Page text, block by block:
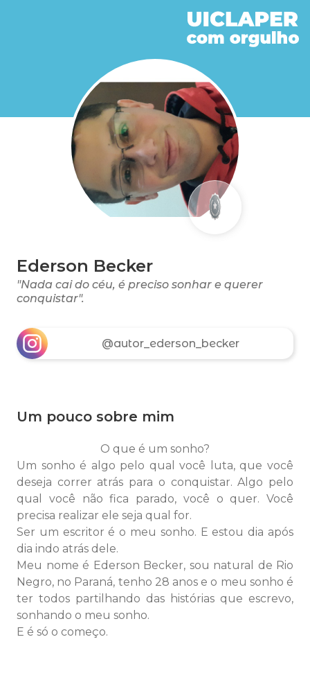
Ederson Becker
"Nada cai do céu, é preciso sonhar e querer
conquistar".
@autor_ederson_becker
Um pouco sobre mim
O que é um sonho?
Um sonho é algo pelo qual você luta, que você
deseja correr atrás para o conquistar. Algo pelo
qual você não fica parado, você o quer. Você
precisa realizar ele seja qual for.
Ser um escritor é o meu sonho. E estou dia após
dia indo atrás dele.
Meu nome é Ederson Becker, sou natural de Rio
Negro, no Paraná, tenho 28 anos e o meu sonho é
ter todos partilhando das histórias que escrevo,
sonhando o meu sonho.
E é só o começo.